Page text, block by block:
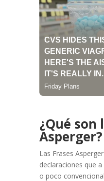
¿Qué son
Asperger?
Las Frases
declaraciones que
o poco